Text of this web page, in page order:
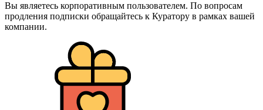
Вы являетесь корпоративным пользователем. По вопросам
продления подписки обращайтесь к Куратору в рамках вашей
компании.